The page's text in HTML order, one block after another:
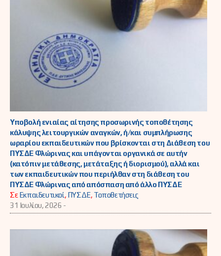
Υποβολή ενιαίας αίτησης προσωρινής τοποθέτησης
κάλυψης λειτουργικών αναγκών, ή/και συμπλήρωσης
ωραρίου εκπαιδευτικών που βρίσκονται στη Διάθεση του
ΠΥΣΔΕ Φλώρινας και υπάγονται οργανικά σε αυτήν
(κατόπιν μετάθεσης, μετάταξης ή διορισμού), αλλά και
των εκπαιδευτικών που περιήλθαν στη διάθεση του
ΠΥΣΔΕ Φλώρινας από απόσπαση από άλλο ΠΥΣΔΕ
ΣεΕκπαιδευτικοί, ΠΥΣΔΕ, Τοποθετήσεις
31 Ιουλίου, 2026 -